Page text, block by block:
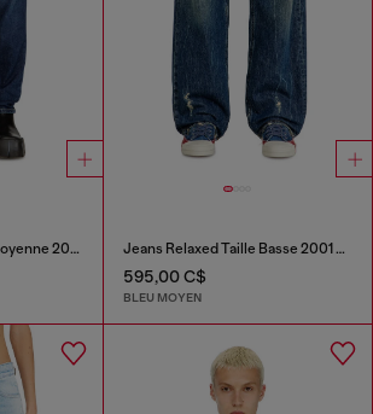
Jeans Regular Taille Moyenne 2023 D-Finitive Jeans Relaxed Taille Basse 2001 D-Macro
595,00 C$
BLEU MOYEN